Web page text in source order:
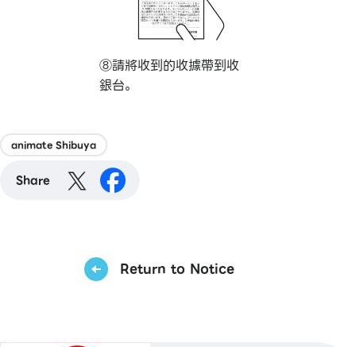
⑧請將收到的收據帶到收
銀台。
animate Shibuya
Share
Return to Notice